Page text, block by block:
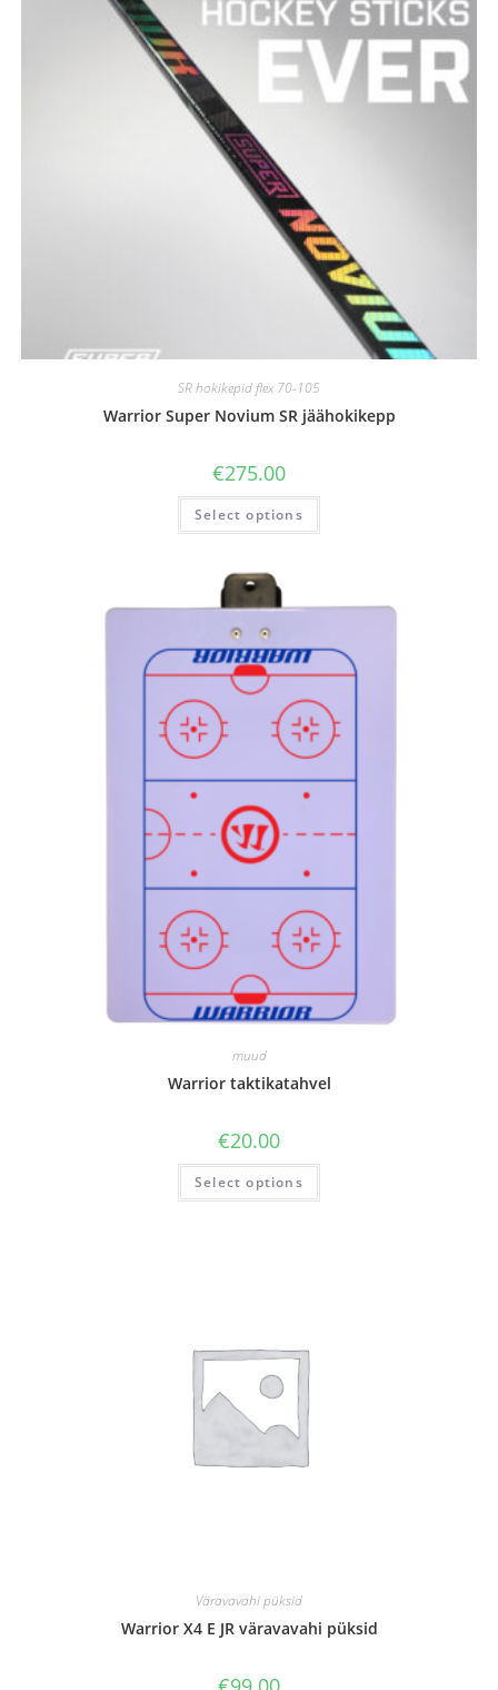
SR hokikepid flex 70-105
Warrior Super Novium SR jäähokikepp
€275.00
Select options
muud
Warrior taktikatahvel
€20.00
Select options
Väravavahi püksid
Warrior X4 E JR väravavahi püksid